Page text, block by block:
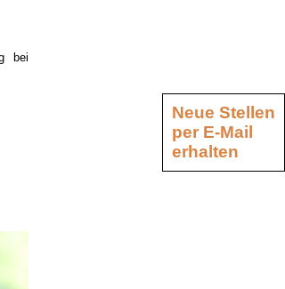
bei
Neue Stellen
per E-Mail
erhalten